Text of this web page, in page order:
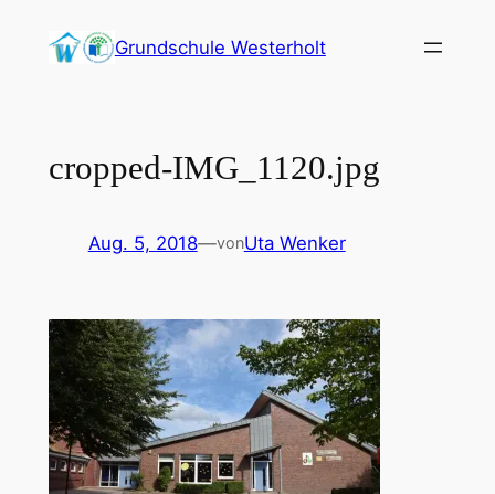
Inhalt
Grundschule Westerholt
cropped-IMG_1120.jpg
Aug. 5, 2018—vonUta Wenker